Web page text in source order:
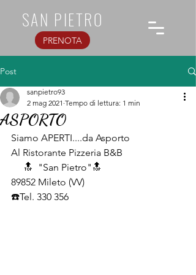
SAN PIETRO
PRENOTA
Post
ASPORTO
sanpietro93
2 mag 2021 Tempo di lettura: 1 min
Siamo APERTI....da Asporto
Al Ristorante Pizzeria B&B
     🔝  "San Pietro"🔝
89852 Mileto (VV)
☎️Tel. 330 356